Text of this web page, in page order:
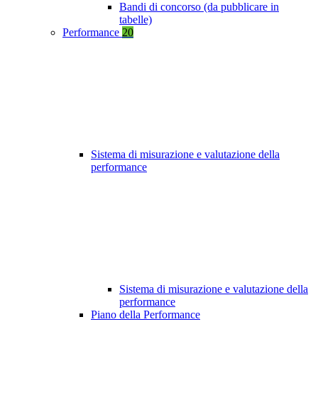
Bandi di concorso (da pubblicare in
tabelle)
Performance 20
Sistema di misurazione e valutazione della
performance
Sistema di misurazione e valutazione della
performance
Piano della Performance